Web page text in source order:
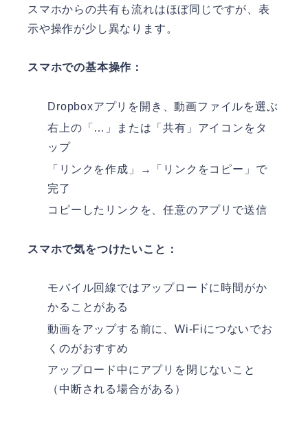
スマホからの共有も流れはほぼ同じですが、表
示や操作が少し異なります。
スマホでの基本操作：
Dropboxアプリを開き、動画ファイルを選ぶ
右上の「…」または「共有」アイコンをタ
ップ
「リンクを作成」→「リンクをコピー」で
完了
コピーしたリンクを、任意のアプリで送信
スマホで気をつけたいこと：
モバイル回線ではアップロードに時間がか
かることがある
動画をアップする前に、Wi-Fiにつないでお
くのがおすすめ
アップロード中にアプリを閉じないこと
（中断される場合がある）